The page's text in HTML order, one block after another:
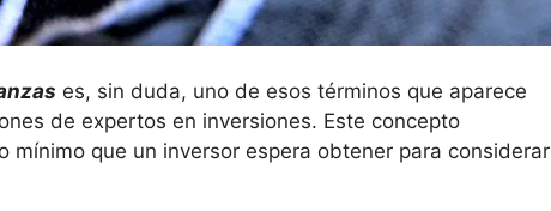
‌es, ‌sin duda, uno de esos términos⁢ que⁣ aparece
de expertos en inversiones. Este concepto
mínimo que un inversor espera obtener para considerar